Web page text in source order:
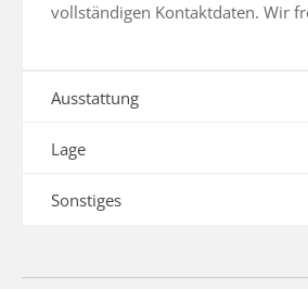
vollständigen Kontaktdaten. Wir
Ausstattung
Lage
Sonstiges